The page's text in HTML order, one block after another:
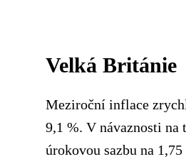
Velká Británie
Meziroční inflace
9,1 %. V návaznosti
úrokovou sazbu na